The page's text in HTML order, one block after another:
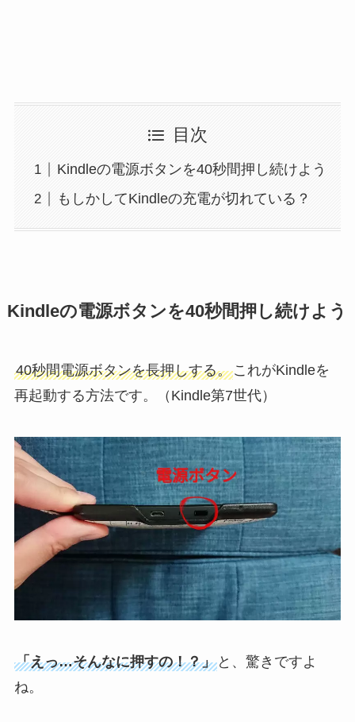
目次
Kindleの電源ボタンを40秒間押し続けよう
もしかしてKindleの充電が切れている？
Kindleの電源ボタンを40秒間押し続けよう
40秒間電源ボタンを長押しする。これがKindleを
再起動する方法です。（Kindle第7世代）
「えっ…そんなに押すの！？」と、驚きですよ
ね。